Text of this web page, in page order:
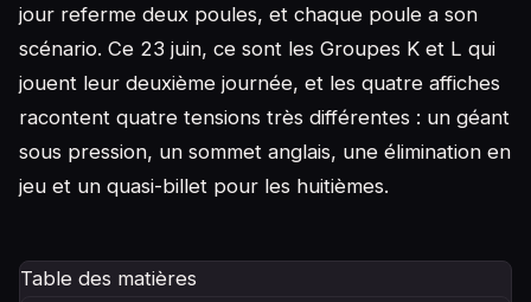
jour referme deux poules, et chaque poule a son
scénario. Ce 23 juin, ce sont les Groupes K et L qui
jouent leur deuxième journée, et les quatre affiches
racontent quatre tensions très différentes : un géant
sous pression, un sommet anglais, une élimination en
jeu et un quasi-billet pour les huitièmes.
Table des matières